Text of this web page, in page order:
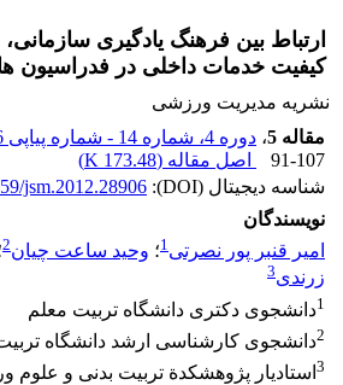
ارتباط بین فرهنگ یادگیری سازمانی،
کیفیت خدمات داخلی در فدراسیون
نشریه مدیریت ورزشی
مقاله 5
، دوره 4، شماره 14 - شماره پیاپی 1168236
91-107
اصل مقاله (173.48 K
)
شناسه دیجیتال (DOI):
jsm.2012.28906
نویسندگان
امیر قنبر پور نصرتی1؛ وحید ساعت چیان2
زرندی3
1دانشجوی دکتری دانشگاه تربیت معلم
2دانشجوی کارشناسی ارشد دانشگاه
3 استادیار پژوهشکدة تربیت بدنی و علوم